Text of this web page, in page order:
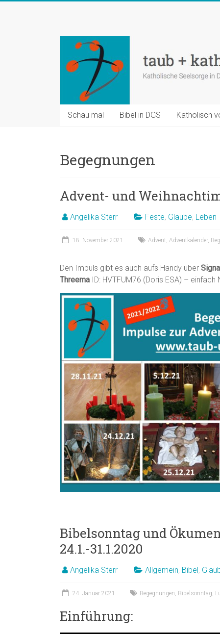
taub
katholisch
Katholische
Seelsorge
Schau mal Bibel in DGS Katholisch
Begegnungen
Advent- und
Angelika Sterr Feste, Glaube, Leben
18. November 2021 Advent, Adventkalender,
Den Impuls gibt es auch aufs Handy über Signal
Threema ID: HVTFUM76 (Doris ESA) –
Bibelsonntag und
24.1.-31.1.2020
Angelika Sterr Allgemein, Bibel ,
24. Januar 2021 Begegnungen, Bibelsonntag,
Einführung: